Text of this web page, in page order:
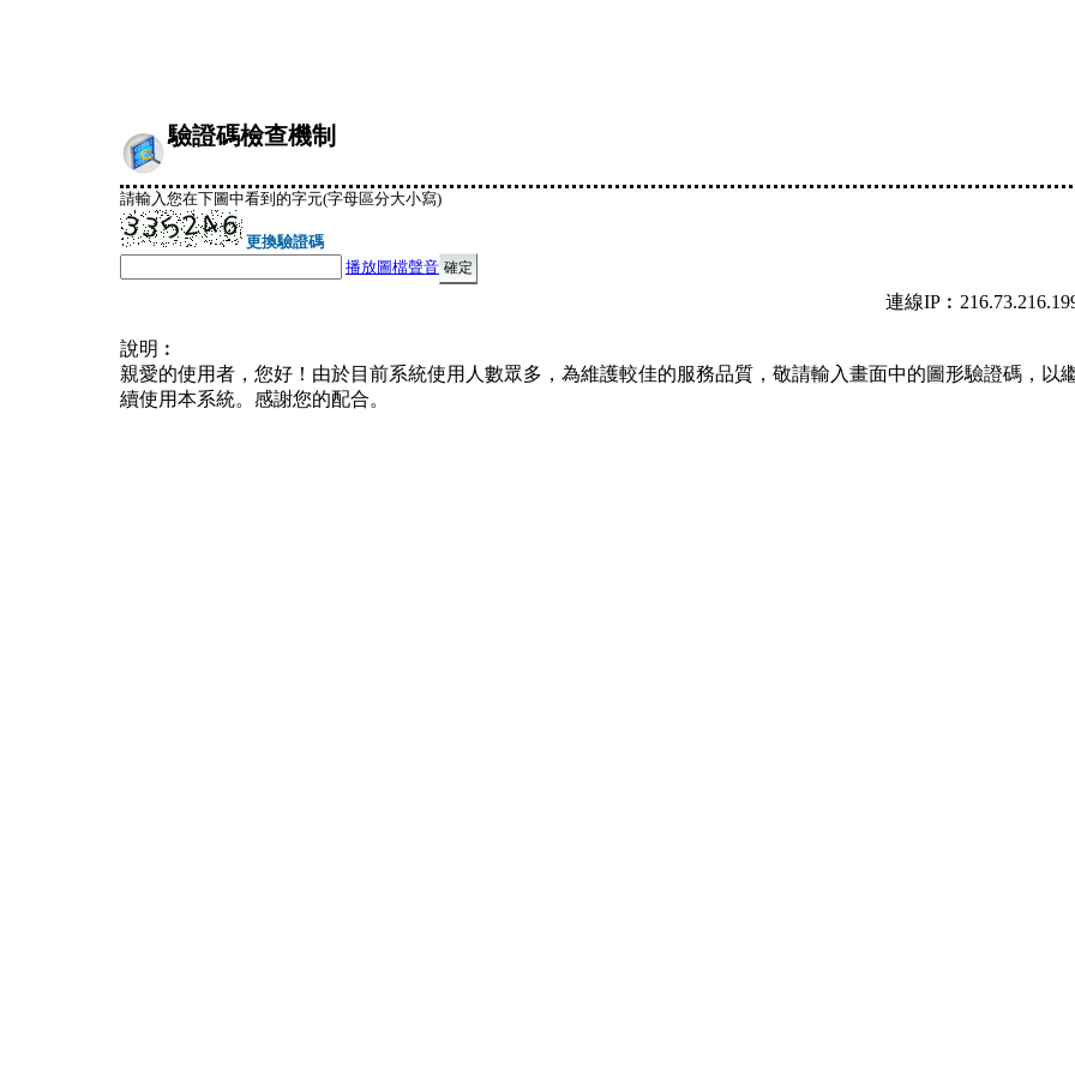
驗證碼檢查機制
請輸入您在下圖中看到的字元(字母區分大小寫)
更換驗證碼
播放圖檔聲音
連線
說明︰
親愛的使用者，您好！由於目前系統使用人數眾多，為維護較佳的服務品質，敬請輸入畫面中的圖形驗證碼，以
續使用本系統。感謝您的配合。